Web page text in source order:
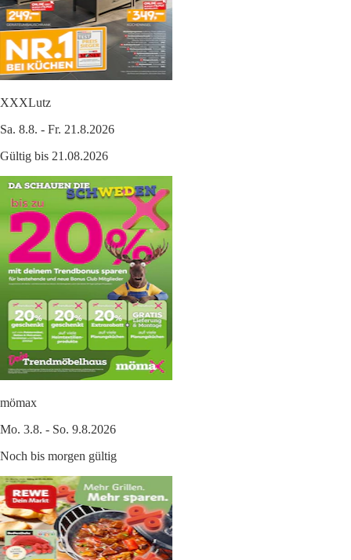
XXXLutz
Sa. 8.8. - Fr. 21.8.2026
Gültig bis 21.08.2026
mömax
Mo. 3.8. - So. 9.8.2026
Noch bis morgen gültig